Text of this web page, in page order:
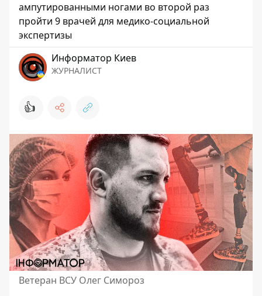
ампутированными ногами во второй раз
пройти 9 врачей для медико-социальной
экспертизы
Информатор Киев
ЖУРНАЛИСТ
👍
Ветеран ВСУ Олег Симороз